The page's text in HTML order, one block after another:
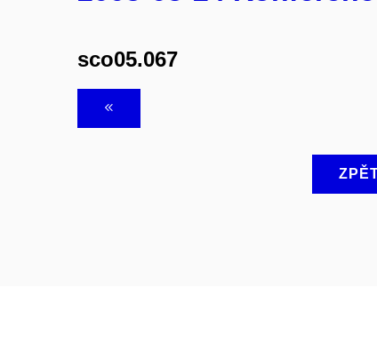
sco05.067